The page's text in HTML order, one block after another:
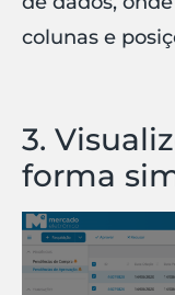
colunas e
3.
forma